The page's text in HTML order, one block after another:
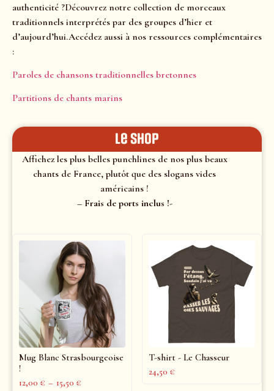
authenticité ?Découvrez notre collection de morceaux
traditionnels interprétés par des groupes d’hier et
d’aujourd’hui.Accédez aussi à nos ressources complémentaires
:
Paroles de chansons traditionnelles bretonnes
Partitions de chants marins
le shop
Affichez les plus belles punchlines de nos plus beaux
chants de France, plutôt que des slogans vides
américains !
– Frais de ports inclus !-
Mug Blanc Strasbourgeoise
!
12,00 € – 15,50 €
T-shirt - Le Chasseur
24,50 €